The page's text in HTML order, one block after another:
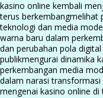
kasino online kembali
terus berkembangmelihat
teknologi dan media
warna baru dalam
dan perubahan pola
publikmengurai dinamika
perkembangan media
dalam narasi
mengenai kasino online